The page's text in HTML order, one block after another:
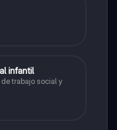
infantil
trabajo social y